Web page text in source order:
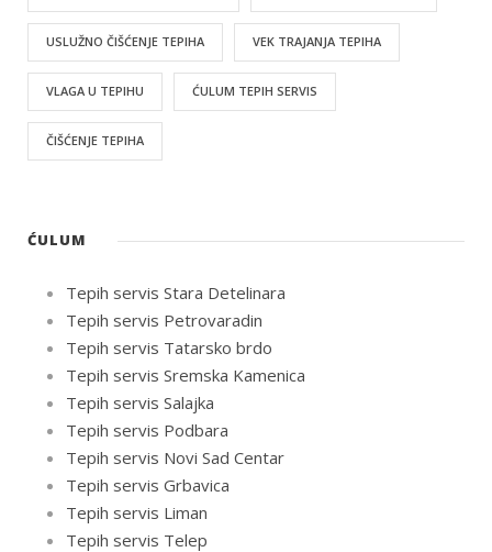
USLUŽNO ČIŠĆENJE TEPIHA VEK TRAJANJA TEPIHA
VLAGA U TEPIHU ĆULUM TEPIH SERVIS
ČIŠĆENJE TEPIHA
ĆULUM
Tepih servis Stara Detelinara
Tepih servis Petrovaradin
Tepih servis Tatarsko brdo
Tepih servis Sremska Kamenica
Tepih servis Salajka
Tepih servis Podbara
Tepih servis Novi Sad Centar
Tepih servis Grbavica
Tepih servis Liman
Tepih servis Telep